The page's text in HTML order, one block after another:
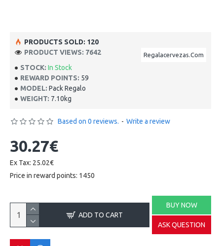
STOCK: In Stock
REWARD POINTS: 59
MODEL: Pack Regalo
WEIGHT: 7.10kg
Regalacervezas.Com
PRODUCTS SOLD: 120
PRODUCT VIEWS: 7642
Based on 0 reviews. - Write a review
30.27€
Ex Tax: 25.02€
Price in reward points: 1450
ADD TO CART
BUY NOW
ASK QUESTION